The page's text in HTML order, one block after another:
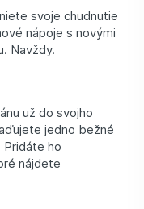
svoje chudnutie
nápoje s novými
Navždy.
už do svojho
jedno bežné
Pridáte ho
nájdete